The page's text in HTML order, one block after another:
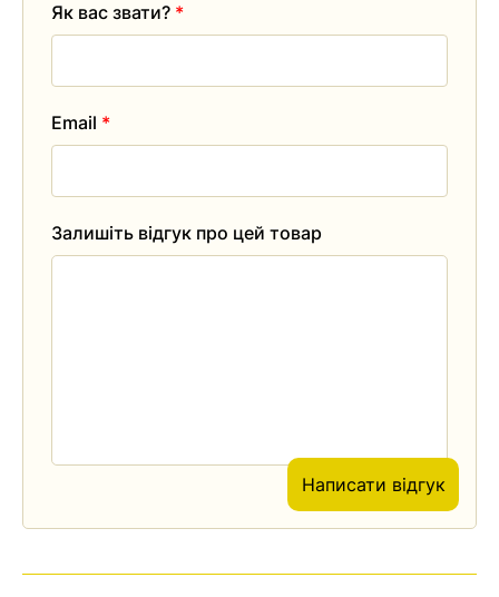
Залишіть відгук про цей товар
Як вас звати? *
Email *
Написати відгук